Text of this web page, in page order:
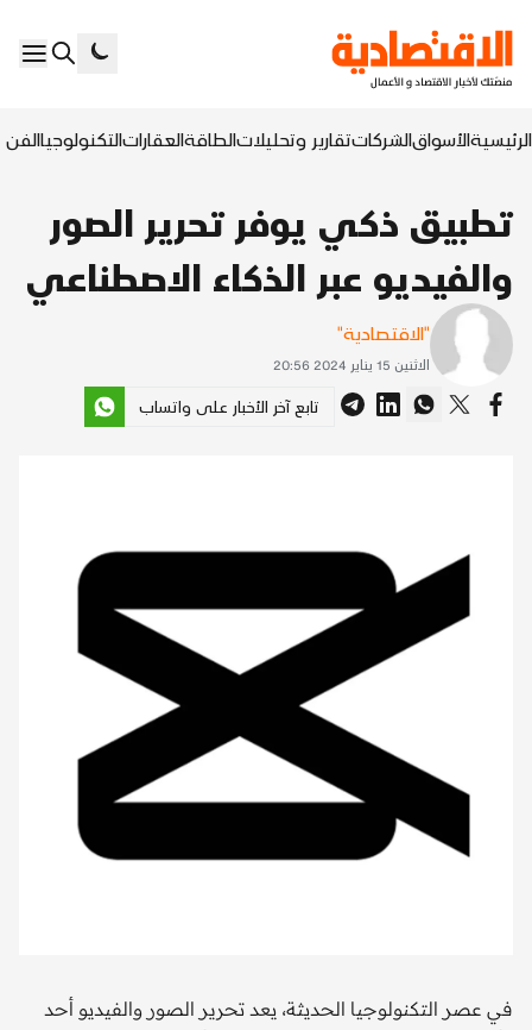
الرئيسيةالأسواقالشركاتتقارير وتحليلاتالطاقةالعقاراتالتكنولوجياالفن
تطبيق ذكي يوفر تحرير الصور
والفيديو عبر الذكاء الاصطناعي
"الاقتصادية"
الاثنين 15 يناير 2024 20:56
تابع آخر الأخبار على واتساب
في عصر التكنولوجيا الحديثة، يعد تحرير الصور والفيديو أحد